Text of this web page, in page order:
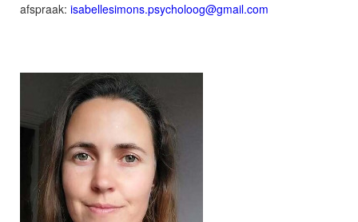
afspraak: isabellesimons.psycholoog@gmail.com